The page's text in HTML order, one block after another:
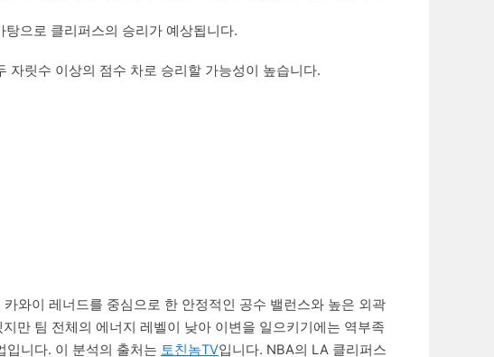
으로 클리퍼스의 승리가 예상됩니다.
자릿수 이상의 점수 차로 승리할 가능성이 높습니다.
와이 레너드를 중심으로 한 안정적인 공수 밸런스와 높은 외곽
만 팀 전체의 에너지 레벨이 낮아 이변을 일으키기에는 역부족
입니다. 이 분석의 출처는 토친놈TV입니다. NBA의 LA 클리퍼스